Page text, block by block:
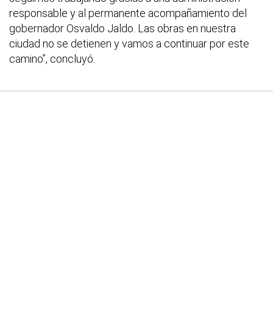
responsable y al permanente acompañamiento del
gobernador Osvaldo Jaldo. Las obras en nuestra
ciudad no se detienen y vamos a continuar por este
camino”, concluyó.